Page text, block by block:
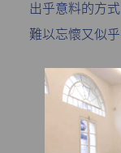
出乎意料的方
難以忘懷又似